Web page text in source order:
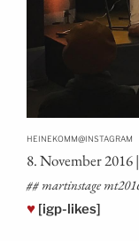
HEINEKOMM@INSTAGRAM
8. Novem­ber 2016
## mar­tins­ta­ge
♥ [igp-likes]